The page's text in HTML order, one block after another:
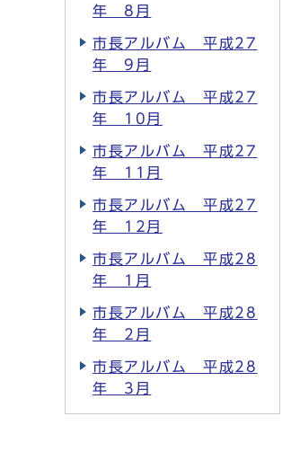
年 8月
市長アルバム 平成27
年 9月
市長アルバム 平成27
年 10月
市長アルバム 平成27
年 11月
市長アルバム 平成27
年 12月
市長アルバム 平成28
年 1月
市長アルバム 平成28
年 2月
市長アルバム 平成28
年 3月